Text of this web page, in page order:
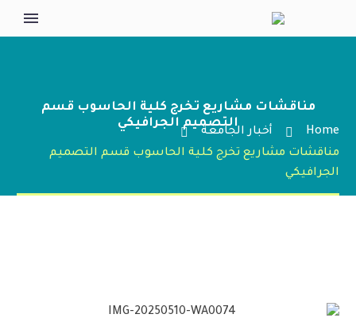
مناقشات مشاريع تخرج كلية الحاسوب قسم
التصميم الجرافيكي
Home
أخبار الجامعة
مناقشات مشاريع تخرج كلية الحاسوب قسم التصميم
الجرافيكي